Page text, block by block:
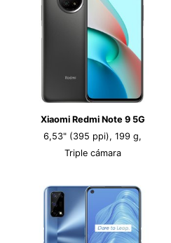
Xiaomi Redmi Note 9 5G
6,53" (395 ppi), 199 g,
Triple cámara